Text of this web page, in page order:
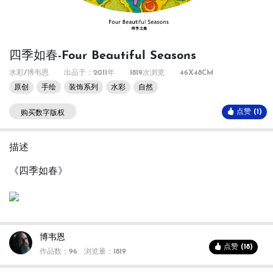
四季如春-Four Beautiful Seasons
水彩/博韦恩 出品于：2011年 1819次浏览
46X48CM
原创
手绘 装饰系列 水彩 自然
购买数字版权 点赞 (1)
描述
《四季如春》
博韦恩
作品数：96 浏览量：1819
点赞 (18)